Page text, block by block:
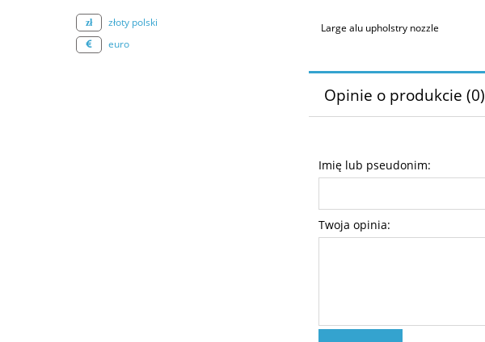
złoty polski
euro
Large alu upholstry nozzle
Opinie o produkcie (0)
Imię lub pseudonim:
Twoja opinia: